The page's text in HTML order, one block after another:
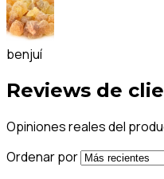
benjuí
Reviews de
Opiniones reales del
Ordenar por